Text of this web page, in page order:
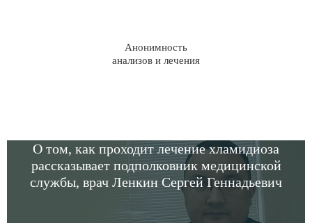
Анонимность
анализов и лечения
О том, как проходит лечение хламидиоза
рассказывает подполковник медицинской
службы, врач Ленкин Сергей Геннадьевич